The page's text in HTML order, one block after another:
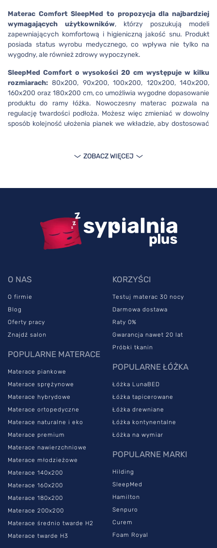
Materac Comfort SleepMed to propozycja dla najbardziej
wymagających użytkowników, którzy poszukują modeli
zapewniających komfortową i higieniczną jakość snu. Produkt
posiada status wyrobu medycznego, co wpływa nie tylko na
wygodny, ale również zdrowy wypoczynek.
SleepMed Comfort o wysokości 20 cm występuje w kilku
rozmiarach: 80x200, 90x200, 100x200, 120x200, 140x200,
160x200 oraz 180x200 cm, co umożliwia wygodne dopasowanie
produktu do ramy łóżka. Nowoczesny materac pozwala na
regulację twardości podłoża. Możesz więc zmieniać w dowolny
sposób kolejność ułożenia pianek we wkładzie, aby dostosować
Materac Comfort dla najbardziej
poszukujących najlepszej jakości produktu. Dzięki swojej
konstrukcji i zastosowaniu nowoczesnych rozwiązań stanowi on
świetny wybór dla osób o niższej i wyższej wadze, a także
podparcie tułowia powoduje natomiast, że materac znajdzie
Materac SleepMed Comfort składa się z kilku warstw wysokiej
jakości pianek. Wierzchnia warstwa to profilowana,
odpowiadająca za przyjemne uczucie otulenia. Pianka
termoelastyczna pod wpływem nacisku i temperatury z łatwością
dopasowuje się do kształtu ciała.
Dwie warstwy pianek wysokoelastycznych VPPHR Hard i Soft o
wysokości 7,5 cm każda, wspartych przez technologię Airforce,
zapewniają odpowiednią przewiewność wkładu, co przekłada się
na higienę korzystania z produktu. Dzięki temu
medyczny
niweluje ryzyko rozwoju roztoczy i grzybów.
Certyfikat Oeko-Tex i AEH
Wysoką jakość i bezpieczeństwo materaca SleepMed
Comfort potwierdza certyfikat jakości Szwajcarskiego Instytutu
przeprowadzonych przez Laboratorium Sleep-Lab,
współpracujące z renomowaną instytucją.
Merceduszyty ze specjalnej tkaniny Oeko Tex o strukturze
ZOBACZ WIĘCEJ
O NAS
O firmie
Blog
Oferty pracy
Znajdź salon
POPULARNE MATERACE
Materace piankowe
Materace sprężynowe
Materace hybrydowe
Materace ortopedyczne
Materace naturalne i eko
Materace premium
Materace nawierzchniowe
Materace młodzieżowe
Materace 140x200
Materace 160x200
Materace 180x200
Materace 200x200
Materace średnio twarde H2
Materace twarde H3
KORZYŚCI
Testuj materac 30 nocy
Darmowa dostawa
Raty 0%
Gwarancja nawet 20 lat
Próbki tkanin
POPULARNE ŁÓŻKA
Łóżka LunaBED
Łóżka tapicerowane
Łóżka drewniane
Łóżka kontynentalne
Łóżka na wymiar
POPULARNE MARKI
Hilding
SleepMed
Hamilton
Senpuro
Curem
Foam Royal